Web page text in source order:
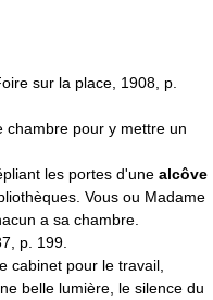
sur la place, 1908, p.
chambre pour y mettre un
les portes d'une alcôve
Vous ou Madame
a sa chambre.
p. 199.
cabinet pour le travail,
belle lumière, le silence du